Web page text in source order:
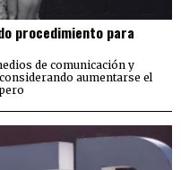
procedimiento para
de comunicación y
aumentarse el